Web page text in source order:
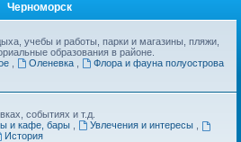
с
Черноморск
учебы и работы, парки и магазины, пляжи,
образования в районе.
Оленевка
Флора и фауна полуострова
событиях и т.д.
и кафе, бары Увлечения и интересы
История